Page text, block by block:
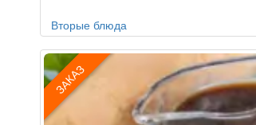
Вторые блюда
ЗАКАЗ